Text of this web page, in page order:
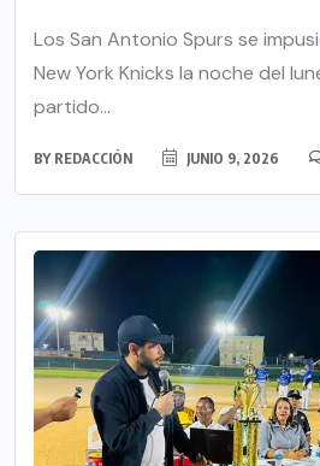
Los San Antonio Spurs se
New York Knicks la noche del
partido...
BY REDACCIÓN JUNIO 9, 2026